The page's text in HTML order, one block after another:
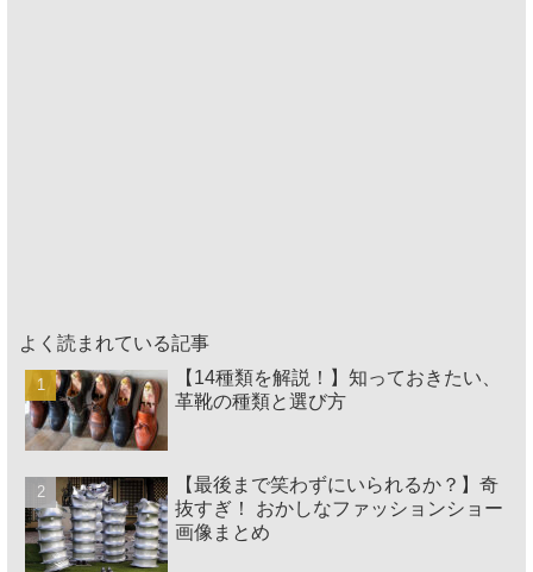
よく読まれている記事
【14種類を解説！】知っておきたい、
革靴の種類と選び方
【最後まで笑わずにいられるか？】奇
抜すぎ！ おかしなファッションショー
画像まとめ